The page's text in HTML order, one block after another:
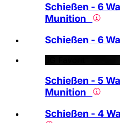
Schießen - 6
Munition
Schießen - 6
Schießen - 5
Munition
Schießen - 4